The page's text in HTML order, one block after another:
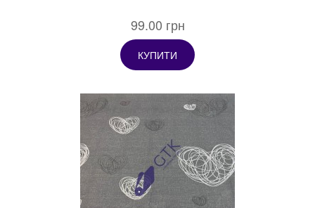
99.00 грн
КУПИТИ